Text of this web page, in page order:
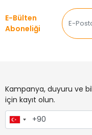
E-Bülten
Aboneliği
Kampanya, duyuru ve
için kayıt olun.